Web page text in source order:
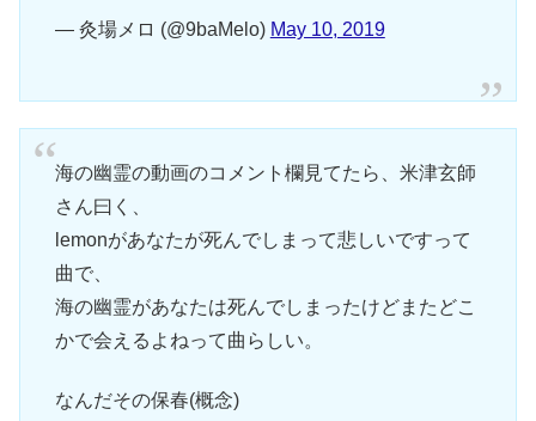
— 灸場メロ (@9baMelo) May 10, 2019
海の幽霊の動画のコメント欄見てたら、米津玄師
さん曰く、
lemonがあなたが死んでしまって悲しいですって
曲で、
海の幽霊があなたは死んでしまったけどまたどこ
かで会えるよねって曲らしい。
なんだその保春(概念)